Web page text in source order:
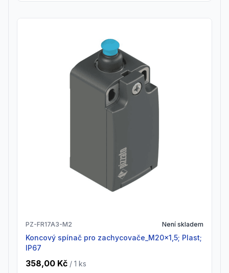
PZ-FR17A3-M2 Není skladem
Koncový spínač pro zachycovače_M20x1,5; Plast;
IP67
358,00 Kč / 1 ks